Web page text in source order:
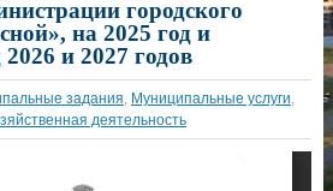
городского
на 2025 год и
и 2027 годов
задания, Муниципальные услуги,
деятельность